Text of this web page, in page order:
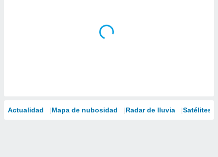
Actualidad Mapa de nubosidad Radar de lluvia Satélites